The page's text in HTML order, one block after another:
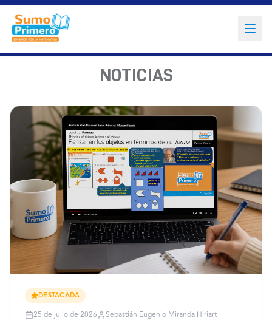
NOTICIAS
DESTACADA
25 de julio de 2026 Sebastián Eugenio Miranda Hiriart